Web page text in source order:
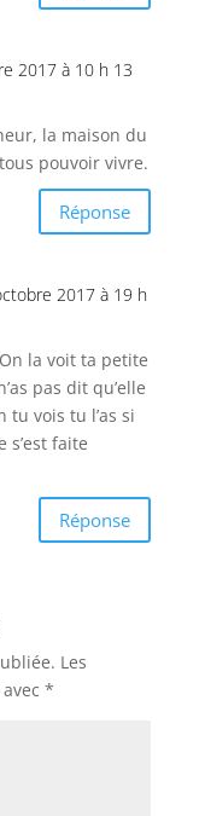
2017 à 10 h 13
la maison du
pouvoir vivre.
Réponse
2017 à 19 h
la voit ta petite
pas dit qu’elle
vois tu l’as si
faite
Réponse
Les
*